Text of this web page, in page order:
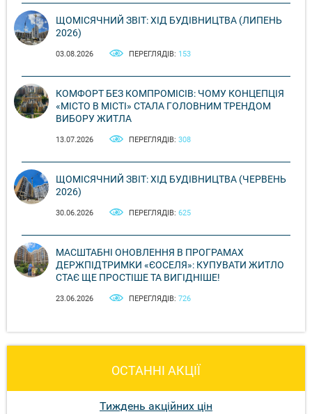
ЩОМІСЯЧНИЙ ЗВІТ: ХІД БУДІВНИЦТВА (ЛИПЕНЬ
2026)
03.08.2026 ПЕРЕГЛЯДІВ: 153
КОМФОРТ БЕЗ КОМПРОМІСІВ: ЧОМУ КОНЦЕПЦІЯ
«МІСТО В МІСТІ» СТАЛА ГОЛОВНИМ ТРЕНДОМ
ВИБОРУ ЖИТЛА
13.07.2026 ПЕРЕГЛЯДІВ: 308
ЩОМІСЯЧНИЙ ЗВІТ: ХІД БУДІВНИЦТВА (ЧЕРВЕНЬ
2026)
30.06.2026 ПЕРЕГЛЯДІВ: 625
МАСШТАБНІ ОНОВЛЕННЯ В ПРОГРАМАХ
ДЕРЖПІДТРИМКИ «ЄОСЕЛЯ»: КУПУВАТИ ЖИТЛО
СТАЄ ЩЕ ПРОСТІШЕ ТА ВИГІДНІШЕ!
23.06.2026 ПЕРЕГЛЯДІВ: 726
ОСТАННІ АКЦІЇ
Тиждень акційних цін